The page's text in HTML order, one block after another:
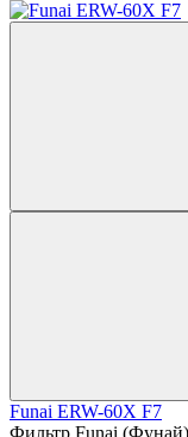
Funai ERW-60X F7
Фильтр Funai